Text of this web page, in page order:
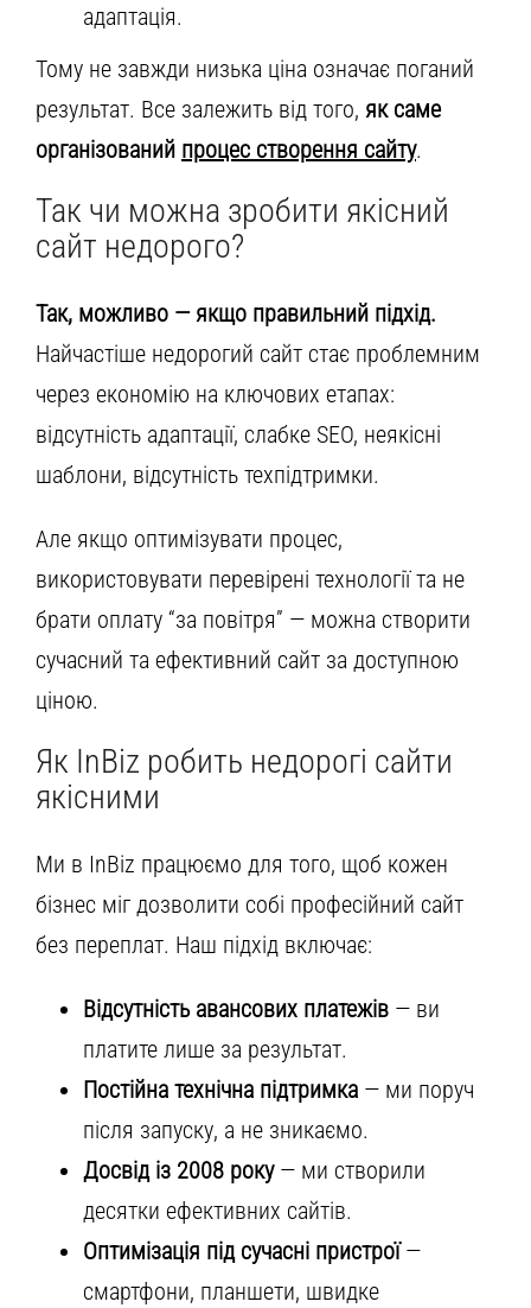
адаптація.
Тому не завжди низька ціна означає поганий
результат. Все залежить від того, як саме
організований процес створення сайту.
Так чи можна зробити якісний
сайт недорого?
Так, можливо — якщо правильний підхід.
Найчастіше недорогий сайт стає проблемним
через економію на ключових етапах:
відсутність адаптації, слабке SEO, неякісні
шаблони, відсутність техпідтримки.
Але якщо оптимізувати процес,
використовувати перевірені технології та не
брати оплату “за повітря” — можна створити
сучасний та ефективний сайт за доступною
ціною.
Як InBiz робить недорогі сайти
якісними
Ми в InBiz працюємо для того, щоб кожен
бізнес міг дозволити собі професійний сайт
без переплат. Наш підхід включає:
Відсутність авансових платежів — ви
платите лише за результат.
Постійна технічна підтримка — ми поруч
після запуску, а не зникаємо.
Досвід із 2008 року— ми створили
десятки ефективних сайтів.
Оптимізація під сучасні пристрої—
смартфони, планшети, швидке